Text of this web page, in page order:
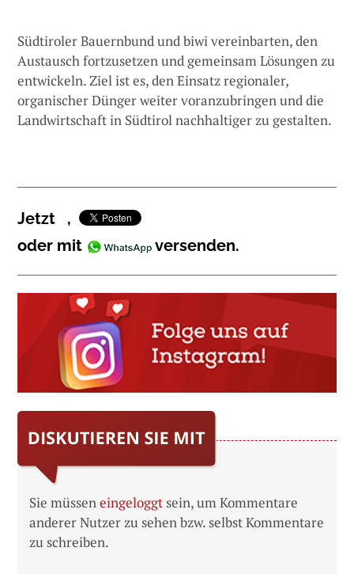
Südtiroler Bauernbund und biwi vereinbarten, den
Austausch fortzusetzen und gemeinsam Lösungen zu
entwickeln. Ziel ist es, den Einsatz regionaler,
organischer Dünger weiter voranzubringen und die
Landwirtschaft in Südtirol nachhaltiger zu gestalten.
Jetzt
,
oder mit
versenden.
Sie müsseneingeloggt sein, um Kommentare
anderer Nutzer zu sehen bzw. selbst Kommentare
zu schreiben.